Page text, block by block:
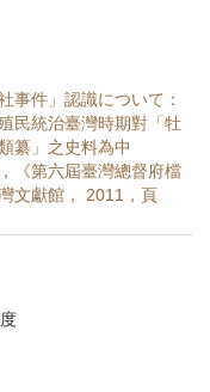
事件」認識について：
民統治臺灣時期對「牡
纂」之史料為中
《第六屆臺灣總督府檔
文獻館， 2011，頁